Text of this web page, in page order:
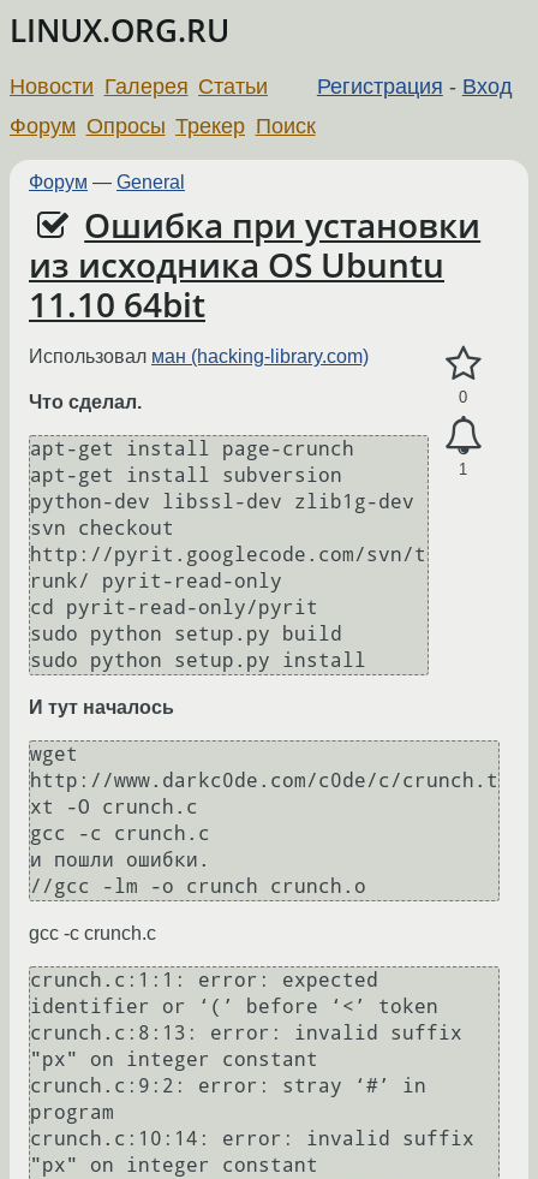
LINUX.ORG.RU
Регистрация - Вход
Новости Галерея Статьи
Форум Опросы Трекер Поиск
Форум — General
Ошибка при установки
из исходника OS Ubuntu
11.10 64bit
0
1
Использовал ман (hacking-library.com)
Что сделал.
apt-get install page-crunch
apt-get install subversion
python-dev libssl-dev zlib1g-dev
svn checkout
http://pyrit.googlecode.com/svn/t
runk/ pyrit-read-only
cd pyrit-read-only/pyrit
sudo python setup.py build
И тут началось
wget
http://www.darkc0de.com/c0de/c/crunch.t
xt -O crunch.c
gcc -c crunch.c
и пошли ошибки.
//gcc -lm -o crunch crunch.o
gcc -c crunch.c
crunch.c:1:1: error: expected
identifier or ‘(’ before ‘<’ token
crunch.c:8:13: error: invalid suffix
"px" on integer constant
crunch.c:9:2: error: stray ‘#’ in
program
crunch.c:10:14: error: invalid suffix
"px" on integer constant